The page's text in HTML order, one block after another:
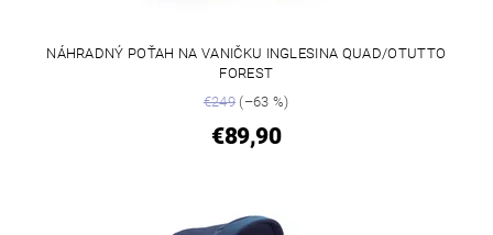
NÁHRADNÝ POŤAH NA VANIČKU INGLESINA QUAD/OTUTTO
FOREST
€249 (–63 %)
€89,90